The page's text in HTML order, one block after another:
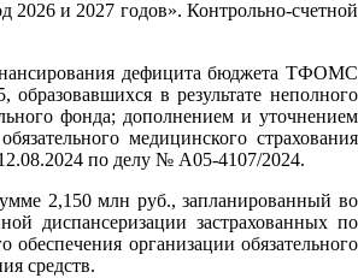
2026 и 2027 годов». Контрольно-счетной
дефицита бюджета ТФОМС
в результате неполного
фонда; дополнением и уточнением
медицинского страхования
по делу № А05-4107/2024.
2,150 млн руб., запланированный во
диспансеризации застрахованных по
организации обязательного
средств.